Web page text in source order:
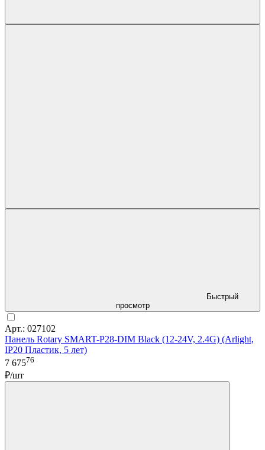
Быстрый
просмотр
Арт.: 027102
Панель Rotary SMART-P28-DIM Black (12-24V, 2.4G) (Arlight,
IP20 Пластик, 5 лет)
7 67576
₽/шт